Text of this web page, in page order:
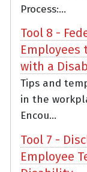
Process:...
Tool 8 -
Employees
with a
Tips and
in the
Encou...
Tool 7 -
Employee